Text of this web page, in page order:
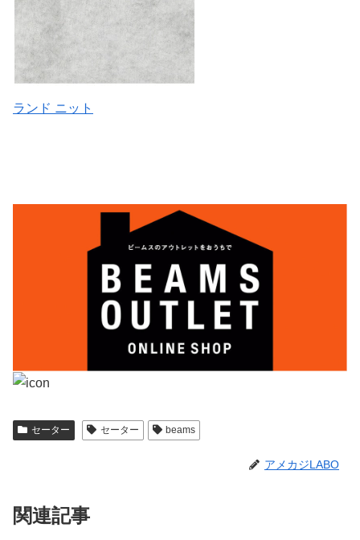
ランド ニット
セーター セーター beams
アメカジLABO
関連記事